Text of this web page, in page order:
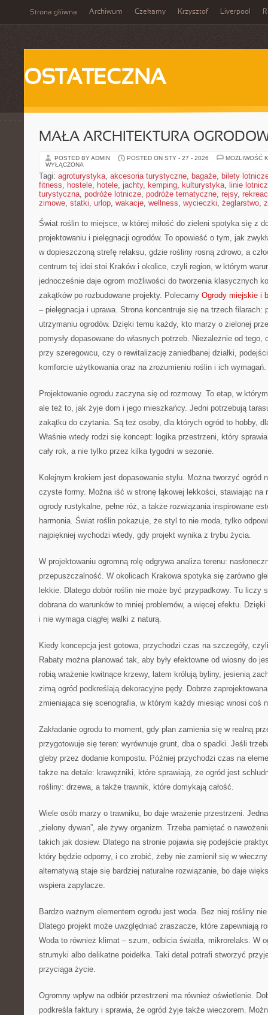
Strona główna Archiwum Czekamy Krzysztof Liverpool
OSTATECZNA
MAŁA ARCHITEKTURA
POSTED BY ADMIN POSTED ON STY - 27 - 2026
MOŻLIWOŚĆ
WYŁĄCZONA
Tagi: agroturystyka, akcesoria turystyczne, bagaże, bilety
fitness, hostele, hotele, jachty, kemping, kulturystyka, linie
turystyczna, podróże lotnicze, podróże tematyczne, rejsy,
zimowe, statki, urlop, wakacje, wellness, wycieczki, żeglarstwo,
Świat roślin to miejsce, w której miłość do zieleni spotyka się z
projektowaniu i pielęgnacji ogrodów. To opowieść o tym, jak
w dopieszczoną strefę relaksu, gdzie rośliny rosną zdrowo, a
centrum tej idei stoi Kraków i okolice, czyli region, w którym
jednocześnie daje ogrom możliwości do tworzenia klasycznych
zakątków po rozbudowane projekty. Polecamy Ogrody miejskie i
– pielęgnacja i uprawa. Strona koncentruje się na trzech filarach:
utrzymaniu ogrodów. Dzięki temu każdy, kto marzy o zielonej
pomysły dopasowane do własnych potrzeb. Niezależnie od
przy szeregowcu, czy o rewitalizację zaniedbanej działki,
komforcie użytkowania oraz na zrozumieniu roślin i ich wymagań.
Projektowanie ogrodu zaczyna się od rozmowy. To etap, w
ale też to, jak żyje dom i jego mieszkańcy. Jedni potrzebują
zakątku do czytania. Są też osoby, dla których ogród to hobby,
Właśnie wtedy rodzi się koncept: logika przestrzeni, który
cały rok, a nie tylko przez kilka tygodni w sezonie.
Kolejnym krokiem jest dopasowanie stylu. Można tworzyć ogród
czyste formy. Można iść w stronę łąkowej lekkości, stawiając na
ogrody rustykalne, pełne róż, a także rozwiązania inspirowane
harmonia. Świat roślin pokazuje, że styl to nie moda, tylko
najpiękniej wychodzi wtedy, gdy projekt wynika z trybu życia.
W projektowaniu ogromną rolę odgrywa analiza terenu:
przepuszczalność. W okolicach Krakowa spotyka się zarówno
lekkie. Dlatego dobór roślin nie może być przypadkowy. Tu liczy
dobrana do warunków to mniej problemów, a więcej efektu.
i nie wymaga ciągłej walki z naturą.
Kiedy koncepcja jest gotowa, przychodzi czas na szczegóły,
Rabaty można planować tak, aby były efektowne od wiosny do
robią wrażenie kwitnące krzewy, latem królują byliny, jesienią
zimą ogród podkreślają dekoracyjne pędy. Dobrze
zmieniająca się scenografia, w którym każdy miesiąc wnosi coś
Zakładanie ogrodu to moment, gdy plan zamienia się w realną
przygotowuje się teren: wyrównuje grunt, dba o spadki. Jeśli
gleby przez dodanie kompostu. Później przychodzi czas na
także na detale: krawężniki, które sprawiają, że ogród jest
rośliny: drzewa, a także trawnik, które domykają całość.
Wiele osób marzy o trawniku, bo daje wrażenie przestrzeni.
„zielony dywan”, ale żywy organizm. Trzeba pamiętać o
takich jak dosiew. Dlatego na stronie pojawia się podejście
który będzie odporny, i co zrobić, żeby nie zamienił się w
alternatywą staje się bardziej naturalne rozwiązanie, bo daje
wspiera zapylacze.
Bardzo ważnym elementem ogrodu jest woda. Bez niej rośliny
Dlatego projekt może uwzględniać zraszacze, które zapewniają
Woda to również klimat – szum, odbicia światła, mikrorelaks. W
strumyki albo delikatne poidełka. Taki detal potrafi stworzyć
przyciąga życie.
Ogromny wpływ na odbiór przestrzeni ma również oświetlenie.
podkreśla faktury i sprawia, że ogród żyje także wieczorem.